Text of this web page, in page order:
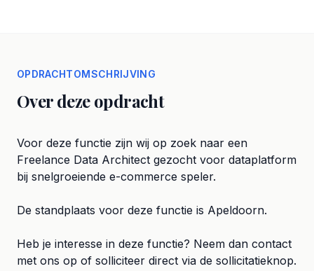
OPDRACHTOMSCHRIJVING
Over deze opdracht
Voor deze functie zijn wij op zoek naar een
Freelance Data Architect gezocht voor dataplatform
bij snelgroeiende e-commerce speler.
De standplaats voor deze functie is Apeldoorn.
Heb je interesse in deze functie? Neem dan contact
met ons op of solliciteer direct via de sollicitatieknop.